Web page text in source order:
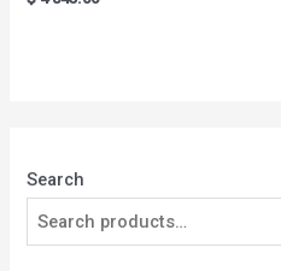
Search
5.00